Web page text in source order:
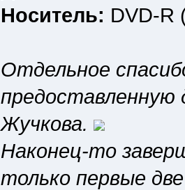
Носитель: DVD-R
Отдельное
предоставленную
Жучкова.
Наконец-то
только первые